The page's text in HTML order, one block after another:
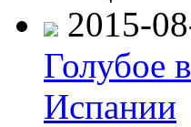
2015-
Голубое
Испании